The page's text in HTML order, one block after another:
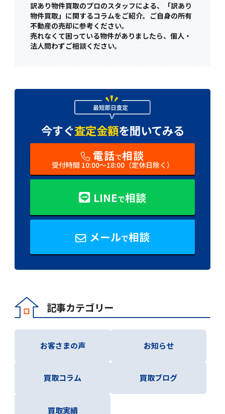
訳あり物件買取のプロのスタッフによる、「訳あり
物件買取」に関するコラムをご紹介。ご自身の所有
不動産の売却に参考ください。
売れなくて困っている物件がありましたら、個人・
法人問わずご相談ください。
今すぐ査定金額を聞いてみる
電話で相談
受付時間 10:00〜18:00（定休日除く）
LINEで相談
メールで相談
記事カテゴリー
お客さまの声 お知らせ
買取コラム 買取ブログ
買取実績